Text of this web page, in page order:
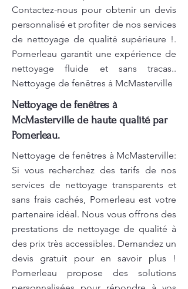
Contactez-nous pour obtenir un devis
personnalisé et profiter de nos services
de nettoyage de qualité supérieure !.
Pomerleau garantit une expérience de
nettoyage fluide et sans tracas..
Nettoyage de fenêtres à McMasterville
Nettoyage de fenêtres à
McMasterville de haute qualité par
Pomerleau.
Nettoyage de fenêtres à McMasterville:
Si vous recherchez des tarifs de nos
services de nettoyage transparents et
sans frais cachés, Pomerleau est votre
partenaire idéal. Nous vous offrons des
prestations de nettoyage de qualité à
des prix très accessibles. Demandez un
devis gratuit pour en savoir plus !
Pomerleau propose des solutions